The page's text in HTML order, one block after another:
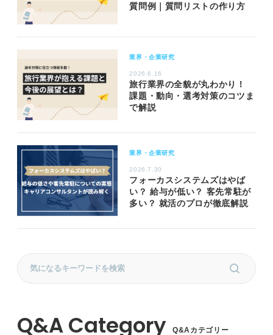
質問例｜質問リストの作り方
業界・企業研究
2026.6.16
旅行業界の全貌が丸わかり！
課題・動向・選考対策のコツま
で解説
業界・企業研究
2026.7.30
フォーカスシステムズはやば
い？ 給与が低い？ 客先常駐が
多い？ 就活のプロが徹底解説
Q&Aカテゴリー